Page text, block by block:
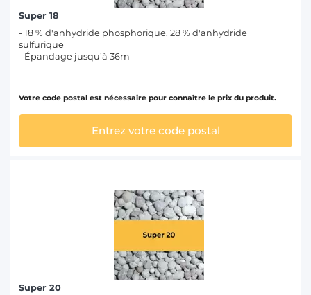
Super 18
- 18 % d'anhydride phosphorique, 28 % d'anhydride
sulfurique
- Épandage jusqu’à 36m
Votre code postal est nécessaire pour connaître le prix du produit.
Entrez votre code postal
Super 20